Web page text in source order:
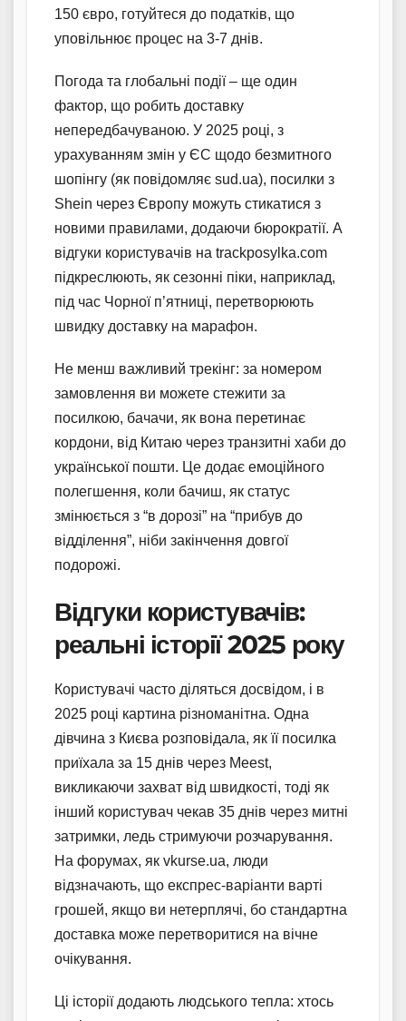
150 євро, готуйтеся до податків, що
уповільнює процес на 3-7 днів.
Погода та глобальні події – ще один
фактор, що робить доставку
непередбачуваною. У 2025 році, з
урахуванням змін у ЄС щодо безмитного
шопінгу (як повідомляє sud.ua), посилки з
Shein через Європу можуть стикатися з
новими правилами, додаючи бюрократії. А
відгуки користувачів на trackposylka.com
підкреслюють, як сезонні піки, наприклад,
під час Чорної п’ятниці, перетворюють
швидку доставку на марафон.
Не менш важливий трекінг: за номером
замовлення ви можете стежити за
посилкою, бачачи, як вона перетинає
кордони, від Китаю через транзитні хаби до
української пошти. Це додає емоційного
полегшення, коли бачиш, як статус
змінюється з “в дорозі” на “прибув до
відділення”, ніби закінчення довгої
подорожі.
Відгуки користувачів:
реальні історії 2025 року
Користувачі часто діляться досвідом, і в
2025 році картина різноманітна. Одна
дівчина з Києва розповідала, як її посилка
приїхала за 15 днів через Meest,
викликаючи захват від швидкості, тоді як
інший користувач чекав 35 днів через митні
затримки, ледь стримуючи розчарування.
На форумах, як vkurse.ua, люди
відзначають, що експрес-варіанти варті
грошей, якщо ви нетерплячі, бо стандартна
доставка може перетворитися на вічне
очікування.
Ці історії додають людського тепла: хтось